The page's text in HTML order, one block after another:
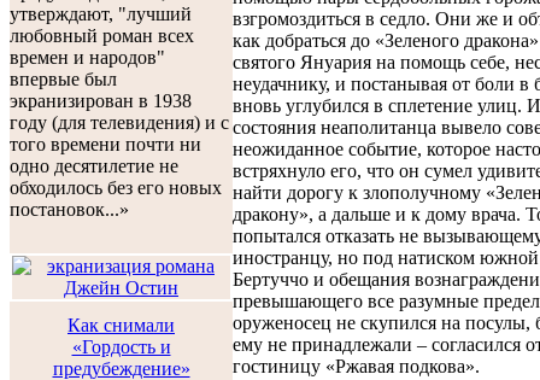
утверждают, "лучший
любовный роман всех
времен и народов"
впервые был
экранизирован в 1938
году (для телевидения) и с
того времени почти ни
одно десятилетие не
обходилось без его новых
постановок...»
Как снимали
«Гордость и
предубеждение»
взгромоздиться в седло. Они же и
как добраться до «Зеленого
святого Януария на помощь себе,
неудачнику, и постанывая от боли в
вновь углубился в сплетение улиц.
состояния неаполитанца вывело
неожиданное событие, которое
встряхнуло его, что он сумел
найти дорогу к злополучному
дракону», а дальше и к дому врача.
попытался отказать не
иностранцу, но под натиском
Бертуччо и обещания
превышающего все разумные
оруженосец не скупился на посулы,
ему не принадлежали – согласился
гостиницу «Ржавая подкова».